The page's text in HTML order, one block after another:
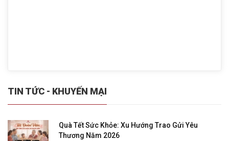
TIN TỨC - KHUYẾN MẠI
Quà Tết Sức Khỏe: Xu Hướng Trao Gửi Yêu
Thương Năm 2026